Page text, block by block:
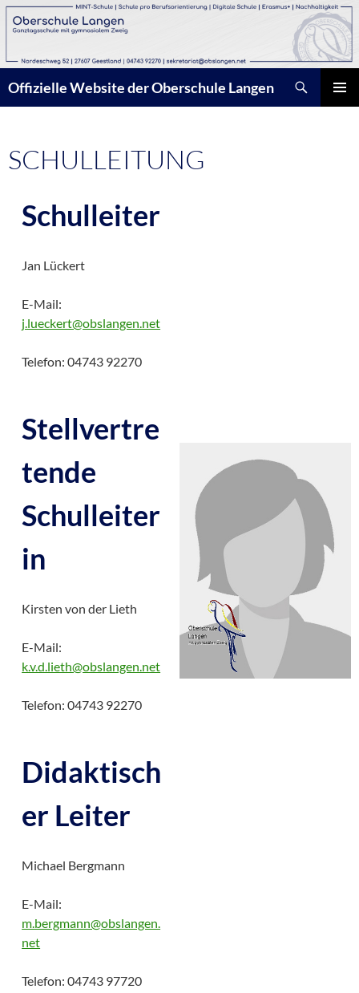
Zum
Inhalt
Offizielle Website der Oberschule Langen
SCHULLEITUNG
Schulleiter
Jan Lückert
E-Mail:
j.lueckert@obslangen.net
Telefon: 04743 92270
Stellvertre
tende
Schulleiter
in
Kirsten von der Lieth
E-Mail:
k.v.d.lieth@obslangen.net
Telefon: 04743 92270
Didaktisch
er Leiter
Michael Bergmann
E-Mail:
m.bergmann@obslangen.
net
Telefon: 04743 97720